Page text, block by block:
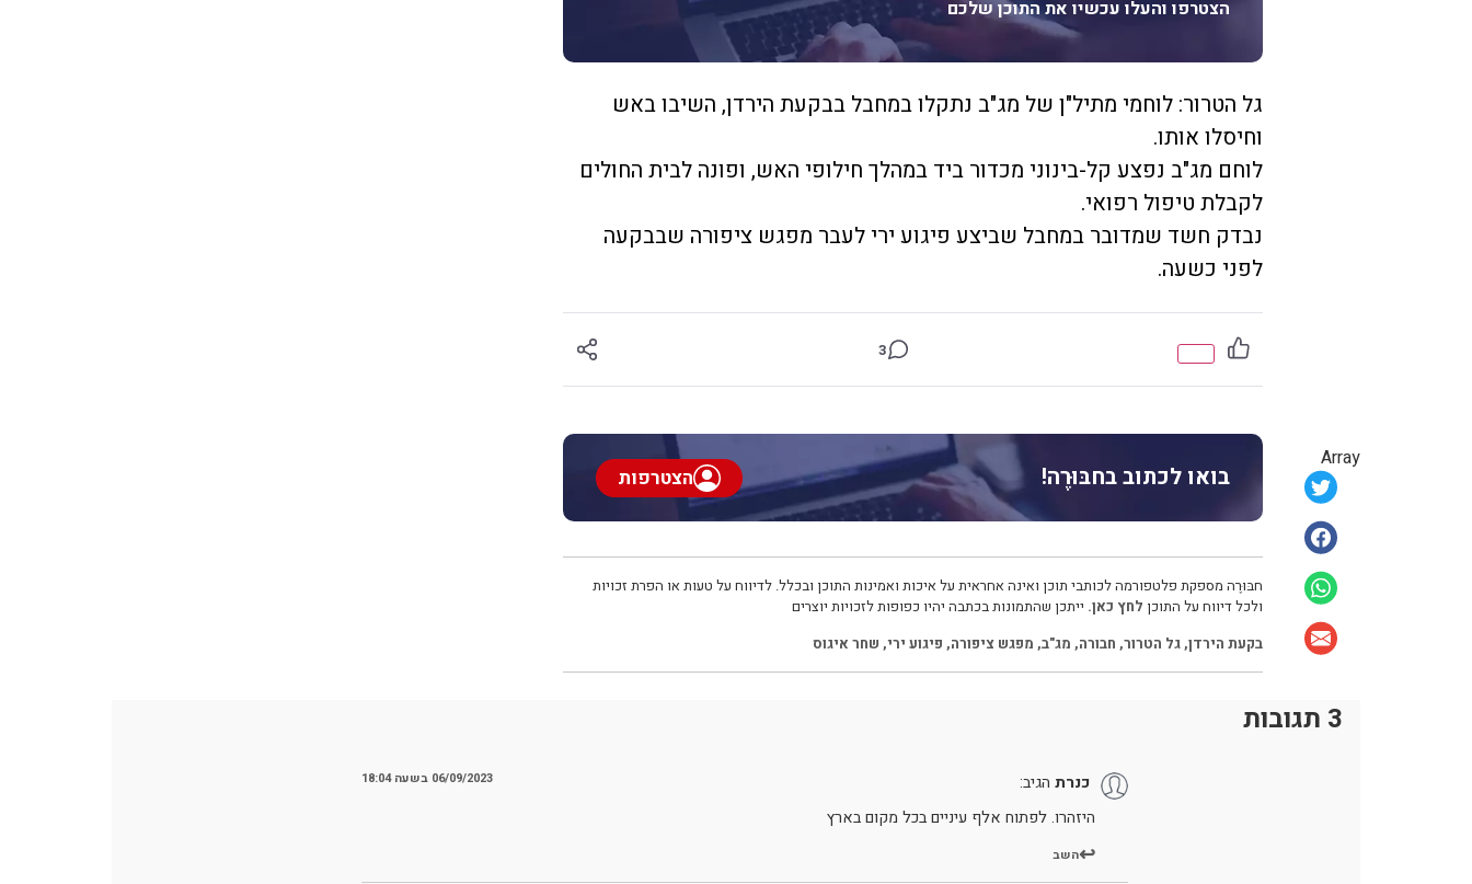
Array
הצטרפו והעלו עכשיו את התוכן שלכם
גל הטרור: לוחמי מתיל"ן של מג"ב נתקלו במחבל בבקעת הירדן, השיבו באש
וחיסלו אותו.
לוחם מג"ב נפצע קל-בינוני מכדור ביד במהלך חילופי האש, ופונה לבית החולים
לקבלת טיפול רפואי.
נבדק חשד שמדובר במחבל שביצע פיגוע ירי לעבר מפגש ציפורה שבבקעה
לפני כשעה.
3
בואו לכתוב בחבּוּרֶה! הצטרפות
חבּוּרֶה מספקת פלטפורמה לכותבי תוכן ואינה אחראית על איכות ואמינות התוכן ובכלל. לדיווח על טעות או הפרת זכויות
ולכל דיווח על התוכן לחץ כאן. ייתכן שהתמונות בכתבה יהיו כפופות לזכויות יוצרים
בקעת הירדן, גל הטרור, חבורה, מג"ב, מפגש ציפורה, פיגוע ירי, שחר איגוס
3 תגובות
כנרת הגיב: 06/09/2023 בשעה 18:04
היזהרו. לפתוח אלף עיניים בכל מקום בארץ
השב